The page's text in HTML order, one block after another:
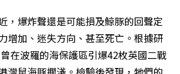
，爆炸聲還是可能損及鯨豚的回聲定
增加、迷失方向、甚至死亡。根據研
在波羅的海保護區引爆42枚英國二戰